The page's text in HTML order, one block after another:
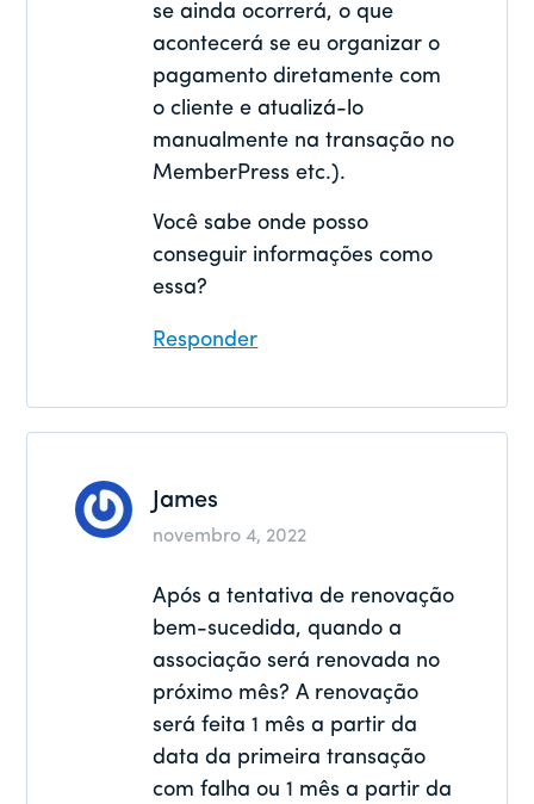
se ainda ocorrerá, o que
acontecerá se eu organizar o
pagamento diretamente com
o cliente e atualizá-lo
manualmente na transação no
MemberPress etc.).
Você sabe onde posso
conseguir informações como
essa?
Responder
James
novembro 4, 2022
Após a tentativa de renovação
bem-sucedida, quando a
associação será renovada no
próximo mês? A renovação
será feita 1 mês a partir da
data da primeira transação
com falha ou 1 mês a partir da